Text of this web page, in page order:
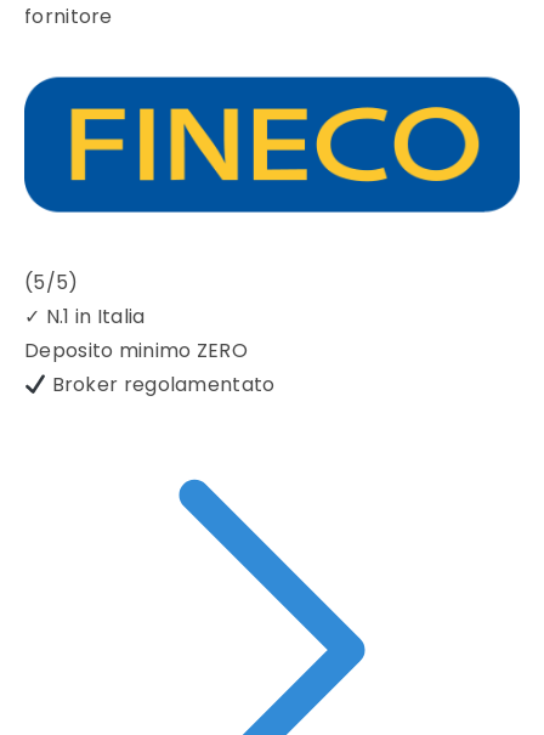
fornitore
(5/5)
✓ N.1 in Italia
Deposito minimo ZERO
Broker regolamentato